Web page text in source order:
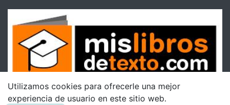
Utilizamos cookies para ofrecerle una mejor
experiencia de usuario en este sitio web.